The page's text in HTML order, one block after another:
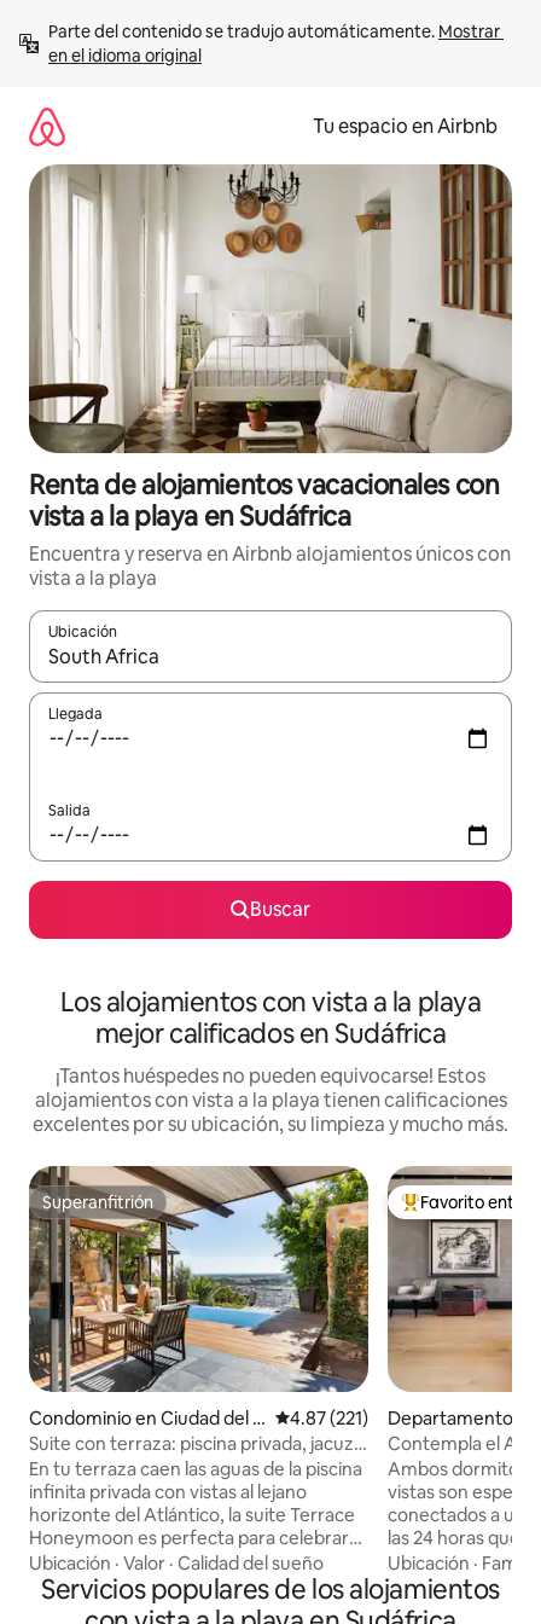
contenido
Parte del contenido se tradujo automáticamente. Mostrar
en el idioma original
Tu espacio en Airbnb
Renta de alojamientos vacacionales con
vista a la playa en Sudáfrica
Encuentra y reserva en Airbnb alojamientos únicos con
vista a la playa
Ubicación
Cuando los resultados estén disponibles, podrás navegar
Llegada
Salida
Buscar
Los alojamientos con vista a la playa
mejor calificados en Sudáfrica
¡Tantos huéspedes no pueden equivocarse! Estos
alojamientos con vista a la playa tienen calificaciones
excelentes por su ubicación, su limpieza y mucho más.
Superanfitrión
Superanfitrión
Condominio en Ciudad del C
abo
Calificación promedio: 4.87 de
4.87 (221)
Suite con terraza: piscina privada, jacuzzi
y chimenea
En tu terraza caen las aguas de la piscina
infinita privada con vistas al lejano
horizonte del Atlántico, la suite Terrace
Honeymoon es perfecta para celebrar
esa ocasión especial. Bañera de
hidromasaje, chimenea de gas y
fabulosa sala de estar interior/exterior.
Ubicación · Valor · Calidad del sueño
De los mejores
Favorito entre
Departamento en
el Cabo
Contempla el
con paredes de
Ambos
vistas son
conectados a un
las 24 horas que
apartamento si
casa. Todo el apartamento está
disponible.
Ubicación ·
Servicios populares de los alojamientos